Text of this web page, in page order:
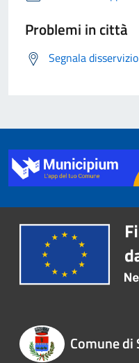
Problemi in città
Segnala disservizio
Comune di